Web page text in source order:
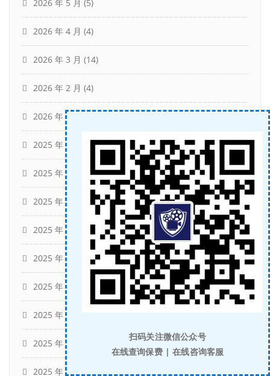
2026 年 5 月 (5)
2026 年 4 月 (4)
2026 年 3 月 (14)
2026 年 2 月 (4)
2026 年 1 月
2025 年 12 月 (10)
2025 年 11 月 (3)
2025 年 10 月 (9)
2025 年 9 月
2025 年 8 月 (10)
2025 年 7 月
2025 年 6 月
2025 年 5 月
2025 年 4 月(16)
扫码关注微信公众号
在线查询保费 | 在线咨询客服